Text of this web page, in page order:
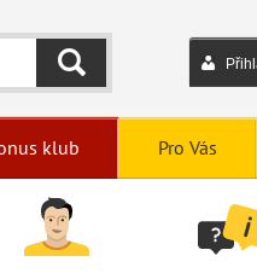
HLEDAT
klub Pro Vás